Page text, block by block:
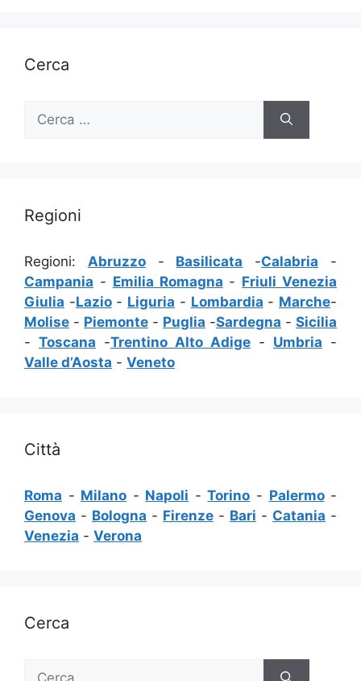
Cerca
per:
Regioni
Regioni: Abruzzo- Basilicata -Calabria -
Campania - Emilia Romagna - Friuli Venezia
Giulia -Lazio- Liguria - Lombardia - Marche-
Molise - Piemonte - Puglia -Sardegna - Sicilia
- Toscana -Trentino Alto Adige - Umbria -
Valle d’Aosta - Veneto
Città
Roma - Milano - Napoli -Torino - Palermo-
Genova - Bologna - Firenze - Bari - Catania -
Venezia - Verona
Cerca